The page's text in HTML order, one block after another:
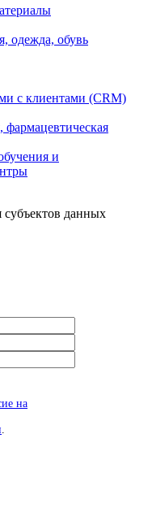
одежда, обувь
с клиентами (CRM)
и
данных
на
.